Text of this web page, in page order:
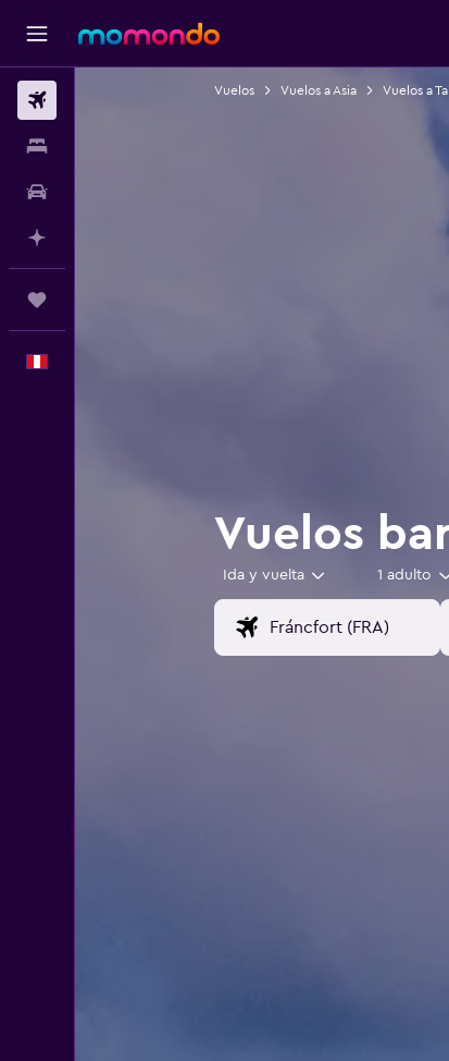
Vuelos Vuelos a Asia Vuelos a
Vuelos
Ida y vuelta 1 adulto